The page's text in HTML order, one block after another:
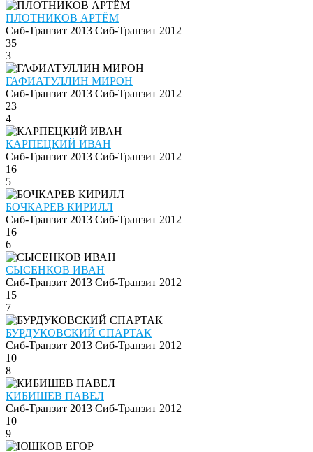
ПЛОТНИКОВ АРТЁМ
Сиб-Транзит 2013 Сиб-Транзит 2012
35
3
ГАФИАТУЛЛИН МИРОН
Сиб-Транзит 2013 Сиб-Транзит 2012
23
4
КАРПЕЦКИЙ ИВАН
Сиб-Транзит 2013 Сиб-Транзит 2012
16
5
БОЧКАРЕВ КИРИЛЛ
Сиб-Транзит 2013 Сиб-Транзит 2012
16
6
СЫСЕНКОВ ИВАН
Сиб-Транзит 2013 Сиб-Транзит 2012
15
7
БУРДУКОВСКИЙ СПАРТАК
Сиб-Транзит 2013 Сиб-Транзит 2012
10
8
КИБИШЕВ ПАВЕЛ
Сиб-Транзит 2013 Сиб-Транзит 2012
10
9